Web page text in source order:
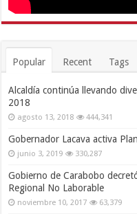
Popular Recent Tags
Alcaldía continúa llevando
2018
agosto 13, 2018 444,341
Gobernador Lacava activa
junio 3, 2019 330,287
Gobierno de Carabobo
Regional No Laborable
noviembre 10, 2017 63,379